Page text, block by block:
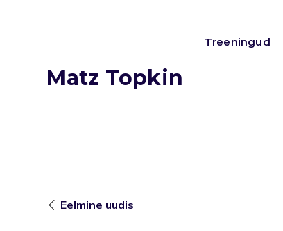
Treeningud
Matz Topkin
Eelmine uudis